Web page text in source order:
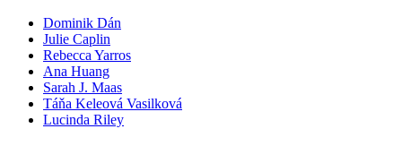
Dominik Dán
Julie Caplin
Rebecca Yarros
Ana Huang
Sarah J. Maas
Táňa Keleová Vasilková
Lucinda Riley